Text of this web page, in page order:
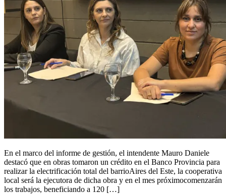
En el marco del informe de gestión, el intendente Mauro Daniele
destacó que en obras tomaron un crédito en el Banco Provincia para
realizar la electrificación total del barrioAires del Este, la cooperativa
local será la ejecutora de dicha obra y en el mes próximocomenzarán
los trabajos, beneficiando a 120 […]